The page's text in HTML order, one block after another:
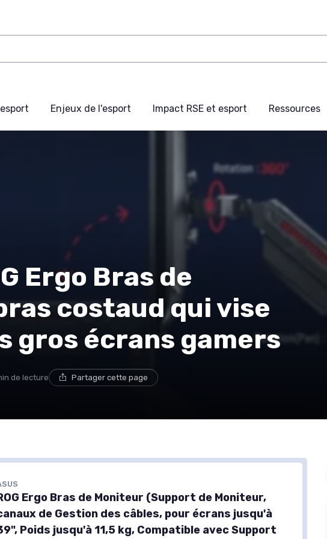
Enjeux de l'esport Impact RSE et esport Ressources
Ergo Bras de
costaud qui vise
gros écrans gamers
de lecture Partager cette page
Ergo Bras de Moniteur (Support de Moniteur,
de Gestion des câbles, pour écrans jusqu'à
Poids jusqu'à 11,5 kg, Compatible avec Support